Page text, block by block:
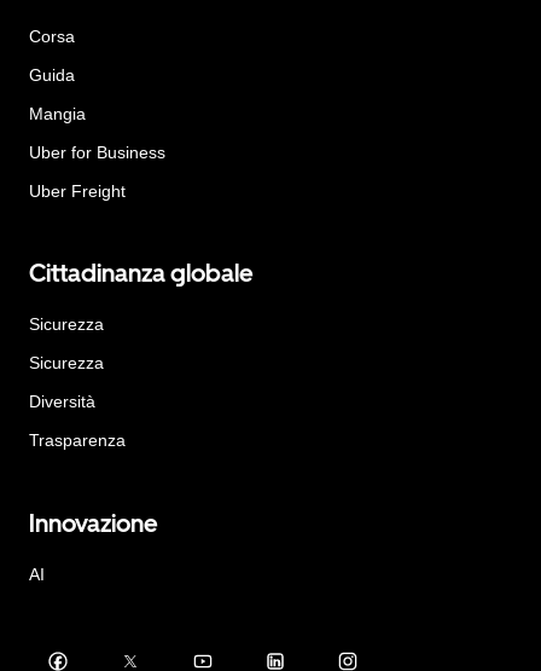
Corsa
Guida
Mangia
Uber for Business
Uber Freight
Cittadinanza globale
Sicurezza
Sicurezza
Diversità
Trasparenza
Innovazione
AI